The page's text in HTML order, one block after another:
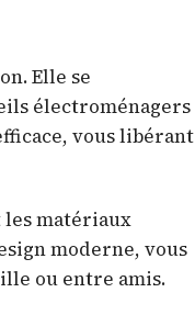
Elle se
électroménagers
vous libérant
les matériaux
moderne, vous
ou entre amis.